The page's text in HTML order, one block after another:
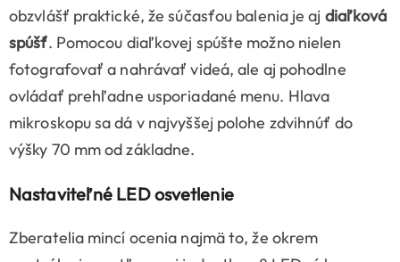
obzvlášť praktické, že súčasťou balenia je aj diaľková
spúšť. Pomocou diaľkovej spúšte možno nielen
fotografovať a nahrávať videá, ale aj pohodlne
ovládať prehľadne usporiadané menu. Hlava
mikroskopu sa dá v najvyššej polohe zdvihnúť do
výšky 70 mm od základne.
Nastaviteľné LED osvetlenie
Zberatelia mincí ocenia najmä to, že okrem